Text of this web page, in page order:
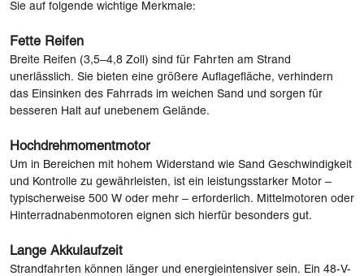
Sie auf folgende wichtige Merkmale:
Fette Reifen
Breite Reifen (3,5–4,8 Zoll) sind für Fahrten am Strand
unerlässlich. Sie bieten eine größere Auflagefläche, verhindern
das Einsinken des Fahrrads im weichen Sand und sorgen für
besseren Halt auf unebenem Gelände.
Hochdrehmomentmotor
Um in Bereichen mit hohem Widerstand wie Sand Geschwindigkeit
und Kontrolle zu gewährleisten, ist ein leistungsstarker Motor –
typischerweise 500 W oder mehr – erforderlich. Mittelmotoren oder
Hinterradnabenmotoren eignen sich hierfür besonders gut.
Lange Akkulaufzeit
Strandfahrten können länger und energieintensiver sein. Ein 48-V-